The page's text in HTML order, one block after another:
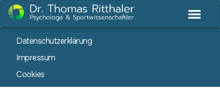
Datenschutzerklärung
Impressum
Cookies